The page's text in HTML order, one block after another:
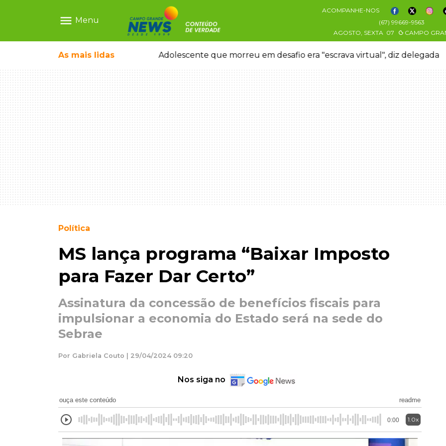
menu Menu
ACOMPANHE-NOS
(67) 99669-9563
AGOSTO, SEXTA 07 CAMPO
As mais lidas
ganhar dia oficial em MS Adolescente que morreu em desafio era "escrava virtual", diz delegada
Política
MS lança programa “Baixar Imposto
para Fazer Dar Certo”
Assinatura da concessão de benefícios fiscais para
impulsionar a economia do Estado será na sede do
Sebrae
Por Gabriela Couto | 29/04/2024 09:20
Nos siga no
ouça este conteúdo readme
0:00 1.0x